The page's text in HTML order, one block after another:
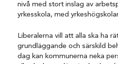
nivå med stort inslag av
yrkesskola, med
Liberalerna vill att alla ska ha
grundläggande och särskild
dag kan kommunerna neka